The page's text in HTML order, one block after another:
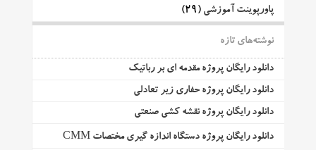
پاورپوینت آموزشی (29)
نوشته‌های تازه
دانلود رایگان پروژه مقدمه ای بر رباتیک
دانلود رایگان پروژه حفاری زیر تعادلی
دانلود رایگان پروژه نقشه کشی صنعتی
دانلود رایگان پروژه دستگاه اندازه گیری مختصات CMM